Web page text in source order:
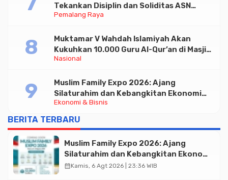
Pemalang Raya
Tekankan Disiplin dan Soliditas ASN
untuk Pelayanan Publik
Nasional
Muktamar V Wahdah Islamiyah Akan
Kukuhkan 10.000 Guru Al-Qur’an di Masjid
Istiqlal
Ekonomi & Bisnis
Muslim Family Expo 2026: Ajang
Silaturahim dan Kebangkitan Ekonomi
Halal di Jakarta
BERITA TERBARU
Muslim Family Expo 2026: Ajang
Silaturahim dan Kebangkitan Ekonomi
Halal di Jakarta
calendar_monthKamis, 6 Agt 2026 | 23:36 WIB